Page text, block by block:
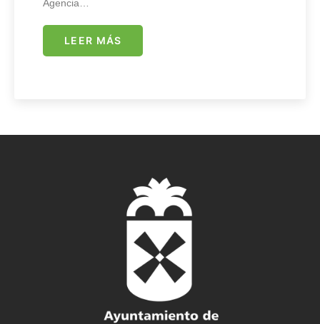
Agencia…
LEER MÁS